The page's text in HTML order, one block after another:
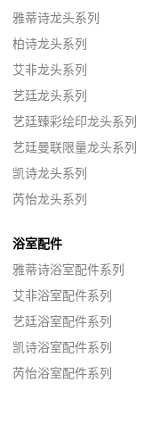
雅蒂诗龙头系列
柏诗龙头系列
艾非龙头系列
艺廷龙头系列
艺廷臻彩绘印龙头系列
艺廷曼联限量龙头系列
凯诗龙头系列
芮怡龙头系列
浴室配件
雅蒂诗浴室配件系列
艾非浴室配件系列
艺廷浴室配件系列
凯诗浴室配件系列
芮怡浴室配件系列